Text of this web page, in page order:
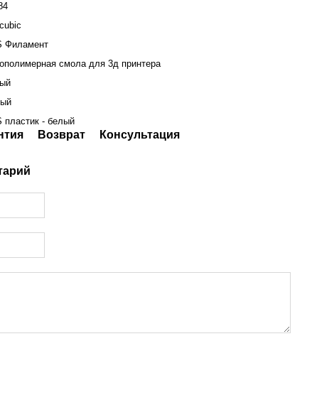
Филамент
смола для 3д принтера
пластик - белый
Возврат Консультация